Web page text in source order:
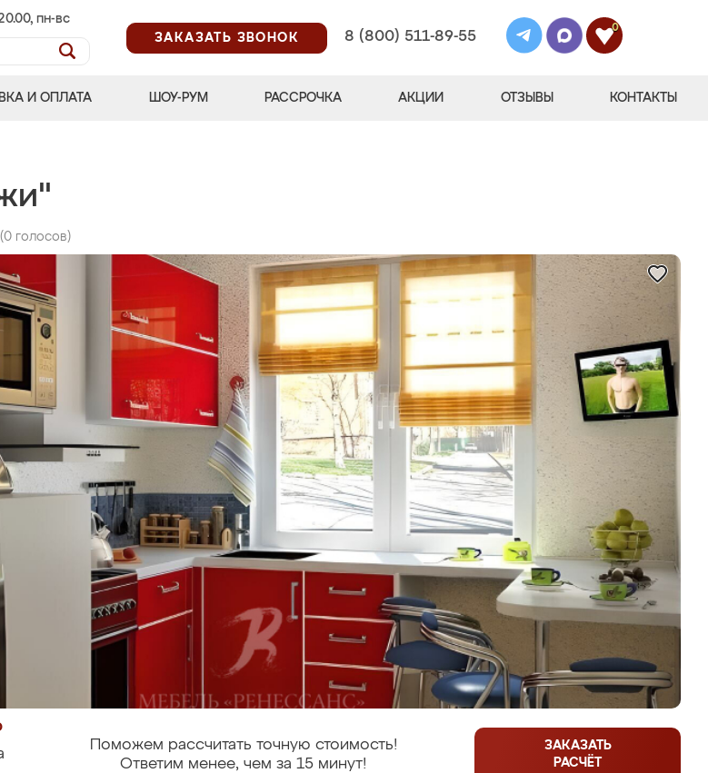
пн-вс
ЗАКАЗАТЬ ЗВОНОК
8 (800) 511-89-55
0
И ОПЛАТА ШОУ-РУМ РАССРОЧКА АКЦИИ ОТЗЫВЫ КОНТАКТЫ
(0 голосов)
Поможем рассчитать точную стоимость!
Ответим менее, чем за 15 минут!
ЗАКАЗАТЬ
РАСЧЁТ